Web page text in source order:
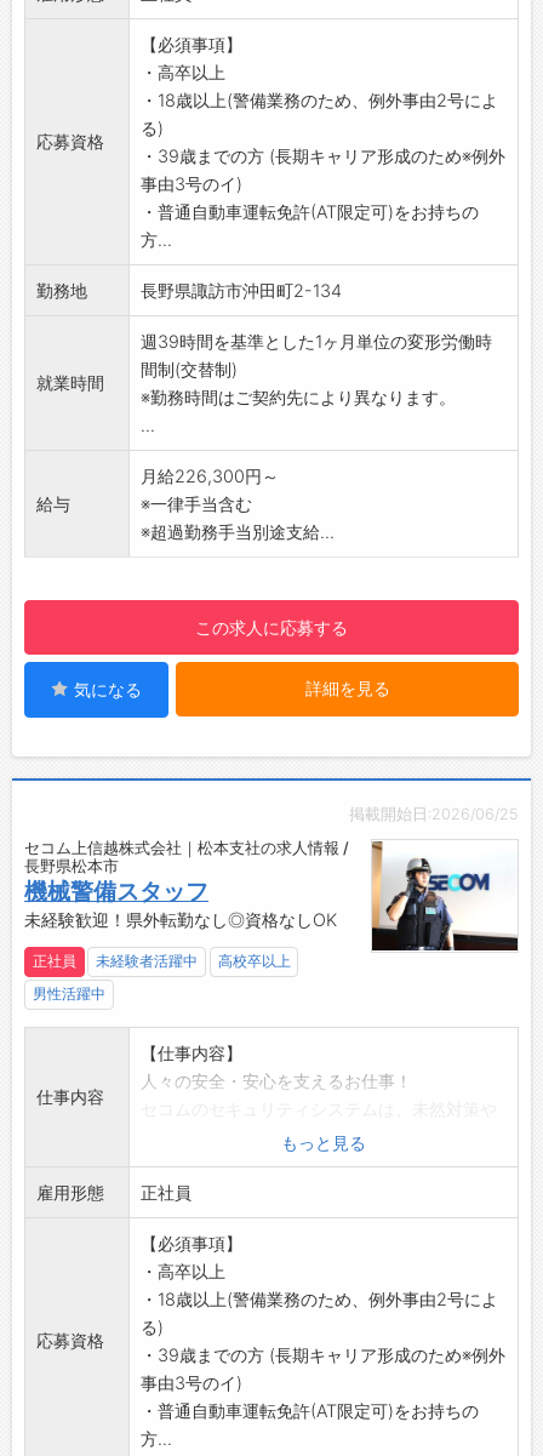
【具体的には】
(1)緊急対処
各種建物センサーに何らかの異常(侵入・設備異
常・火災・救急など)が発生した際に、コントロ
ールセンターから指示のもと対応
(2)ATM障害対応
金融機関のATM(現金自動預払機)に障害が発生
した際の対応
(3)保守点検
未然に機器障害を防げるよう、各種セキュリテ
ィ機器を定期的にチェックします。万一異常が
ーーーーーーーーーーーーーーーーー
【充実の研修制度で初心者も安心】
入社時はもちろん、定期的な研修でしっかりバ
警備経験や知識がない方も業務は、マニュアル
化されていますので半月～1ヶ月程度で「守りの
プロフェッショナル」に！1つ1つ身につけてい
堅苦しいイメージの警備業ですが、現場では人
との触れ合いもあり、感謝の言葉をいただける
等やりがいを感じられます。安全・安心を支え
るセコムの一員として高い社会貢献性を実感で
きるお仕事です。
・業界最大手セコムグループ
・毎年最大10連休＋6連休あり
・大手ならではの手厚い手当と福利厚生
・社会情勢・景気の影響を受けにくい
【業務の変更範囲】
【おすすめポイント】
未経験からでもチャレンジできる環境です！
応募資格
【必須事項】
・高卒以上
・18歳以上(警備業務のため、例外事由2号によ
る)
・39歳までの方 (長期キャリア形成のため※例外
事由3号のイ)
・普通自動車運転免許(AT限定可)をお持ちの
方...
勤務地 長野県諏訪市沖田町2-134
就業時間
週39時間を基準とした1ヶ月単位の変形労働時
間制(交替制)
※勤務時間はご契約先により異なります。
...
給与
月給226,300円～
※一律手当含む
※超過勤務手当別途支給...
この求人に応募する
気になる 詳細を見る
掲載開始日:2026/06/25
セコム上信越株式会社｜松本支社の求人情報 /
長野県松本市
機械警備スタッフ
未経験歓迎！県外転勤なし◎資格なしOK
正社員 未経験者活躍中
高校卒以上
男性活躍中
仕事内容
【仕事内容】
人々の安全・安心を支えるお仕事！
被害拡大の防止が目的。
いち早く異常の兆候を発見することが重要で、
犯人逮捕や撃退が目的ではありません。
【具体的には】
(1)緊急対処
各種建物センサーに何らかの異常(侵入・設備異
常・火災・救急など)が発生した際に、コントロ
ールセンターから指示のもと対応
(2)ATM障害対応
金融機関のATM(現金自動預払機)に障害が発生
した際の対応
(3)保守点検
もっと見る
雇用形態 正社員
応募資格
【必須事項】
・高卒以上
・18歳以上(警備業務のため、例外事由2号によ
る)
・39歳までの方 (長期キャリア形成のため※例外
事由3号のイ)
・普通自動車運転免許(AT限定可)をお持ちの
方...